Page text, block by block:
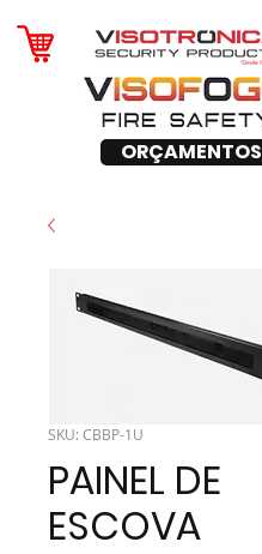
ORÇAMENTOS
SKU: CBBP-1U
PAINEL DE
ESCOVA